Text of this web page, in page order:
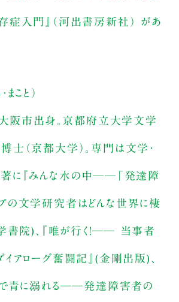
症入門』（河出書房新社） があ
こと）
阪市出身。京都府立大学文学
士（京都大学）。専門は文学・
に『みんな水の中──「発達障
の文学研究者はどんな世界に棲
書院)、『唯が行く！── 当事者
イアローグ奮闘記』(金剛出版)、
で青に溺れる──発達障害者の